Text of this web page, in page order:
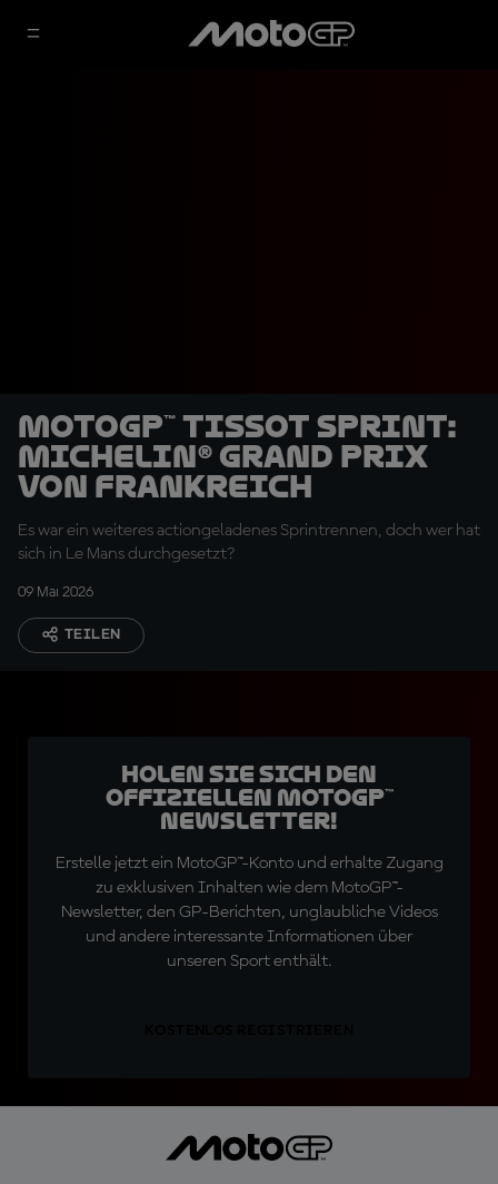
MotoGP™ Tissot Sprint:
Michelin® Grand Prix
von Frankreich
Es war ein weiteres actiongeladenes Sprintrennen, doch wer hat
sich in Le Mans durchgesetzt?
09 Mai 2026
TEILEN
Holen Sie sich den
offiziellen MotoGP™
Newsletter!
Erstelle jetzt ein MotoGP™-Konto und erhalte Zugang
zu exklusiven Inhalten wie dem MotoGP™-
Newsletter, den GP-Berichten, unglaubliche Videos
und andere interessante Informationen über
unseren Sport enthält.